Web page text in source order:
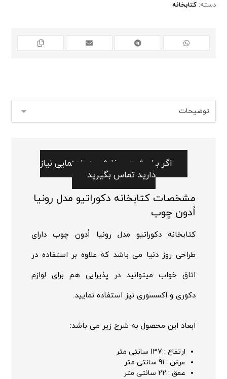
دسته:کتابخانه
اگر برای ثبت سفارش به راهنمایی نیاز
دارید تماس بگیرید
مشخصات کتابخانه دکوراتیو مدل رونیا
اُدون چوب
کتابخانه دکوراتیو مدل رونیا اُدون چوب دارای
طراحی روز دنیا می باشد که علاوه بر استفاده در
اتاق خواب میتوانید در پذیرایی هم برای لوازم
دکوری و اکسسوری نیز استفاده نمایید.
ابعاد این محصول به شرح زیر می باشد:
ارتفاع : 137 سانتی متر
عرض : 91 سانتی متر
عمق : 22 سانتی متر